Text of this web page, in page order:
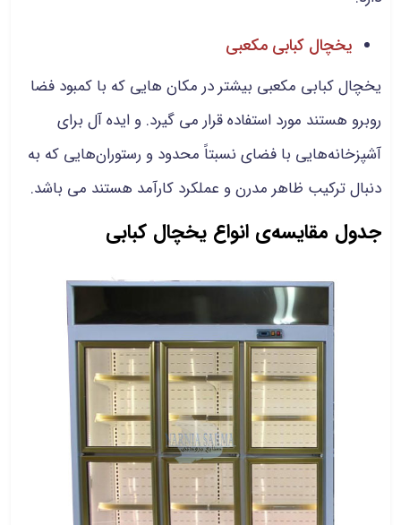
یخچال کبابی مکعبی
یخچال کبابی مکعبی بیشتر در مکان هایی که با کمبود فضا
روبرو هستند مورد استفاده قرار می گیرد. و ایده آل برای
آشپزخانه‌هایی با فضای نسبتاً محدود و رستوران‌هایی که به
دنبال ترکیب ظاهر مدرن و عملکرد کارآمد هستند می باشد.
جدول مقایسه‌ی انواع یخچال کبابی